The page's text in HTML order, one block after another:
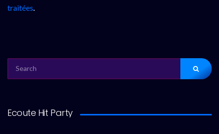
traitées.
FOR:
Ecoute Hit Party